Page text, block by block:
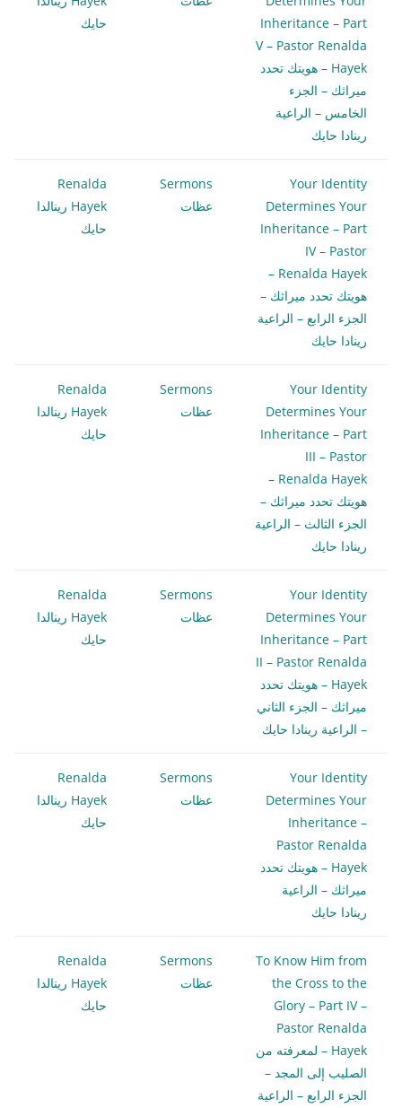
Inheritance – Part
V – Pastor Renalda
Hayek – هويتك تحدد
ميراثك – الجزء
الخامس – الراعية
رينادا حايك
حايك
Your Identity
Determines Your
Inheritance – Part
IV – Pastor
Renalda Hayek –
هويتك تحدد ميراثك –
الجزء الرابع – الراعية
رينادا حايك
Sermons
عظات
Renalda
Hayek رينالدا
حايك
Your Identity
Determines Your
Inheritance – Part
III – Pastor
Renalda Hayek –
هويتك تحدد ميراثك –
الجزء الثالث – الراعية
رينادا حايك
Sermons
عظات
Renalda
Hayek رينالدا
حايك
Your Identity
Determines Your
Inheritance – Part
II – Pastor Renalda
Hayek – هويتك تحدد
ميراثك – الجزء الثاني
– الراعية رينادا حايك
Sermons
عظات
Renalda
Hayek رينالدا
حايك
Your Identity
Determines Your
Inheritance –
Pastor Renalda
Hayek – هويتك تحدد
ميراثك – الراعية
رينادا حايك
Sermons
عظات
Renalda
Hayek رينالدا
حايك
To Know Him from
the Cross to the
Glory – Part IV –
Pastor Renalda
Hayek – لمعرفته من
الصليب إلى المجد –
الجزء الرابع – الراعية
Sermons
عظات
Renalda
Hayek رينالدا
حايك